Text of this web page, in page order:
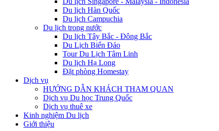
Du lịch Hàn Quốc
Du lịch Campuchia
Du lịch trong nước
Du lịch Tây Bắc - Đông Bắc
Du Lịch Biển Đảo
Tour Du Lịch Tâm Linh
Du lịch Hạ Long
Đặt phòng Homestay
Dịch vụ
HƯỚNG DẪN KHÁCH THAM QUAN
Dịch vụ Du học Trung Quốc
Dịch vụ thuê xe
Kinh nghiệm Du lịch
Giới thiệu